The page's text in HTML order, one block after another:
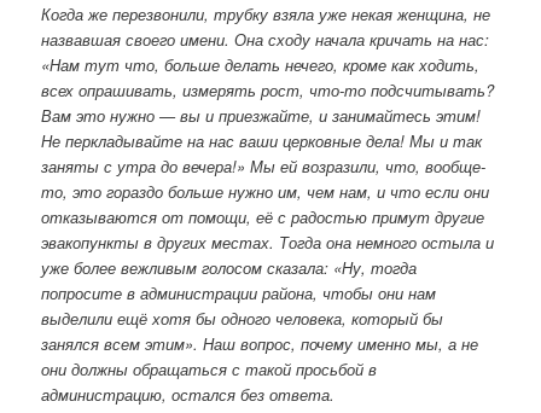
Когда же перезвонили, трубку взяла уже некая женщина, не
назвавшая своего имени. Она сходу начала кричать на нас:
«Нам тут что, больше делать нечего, кроме как ходить,
всех опрашивать, измерять рост, что-то подсчитывать?
Вам это нужно — вы и приезжайте, и занимайтесь этим!
Не перкладывайте на нас ваши церковные дела! Мы и так
заняты с утра до вечера!» Мы ей возразили, что, вообще-
то, это гораздо больше нужно им, чем нам, и что если они
отказываются от помощи, её с радостью примут другие
эвакопункты в других местах. Тогда она немного остыла и
уже более вежливым голосом сказала: «Ну, тогда
попросите в администрации района, чтобы они нам
выделили ещё хотя бы одного человека, который бы
занялся всем этим». Наш вопрос, почему именно мы, а не
они должны обращаться с такой просьбой в
администрацию, остался без ответа.